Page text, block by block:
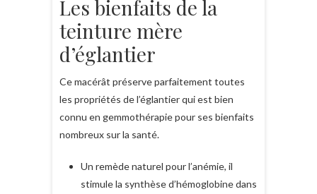
Les bienfaits de la
teinture mère
d’églantier
Ce macérât préserve parfaitement toutes
les propriétés de l’églantier qui est bien
connu en gemmothérapie pour ses bienfaits
nombreux sur la santé.
Un remède naturel pour l’anémie, il
stimule la synthèse d’hémoglobine dans